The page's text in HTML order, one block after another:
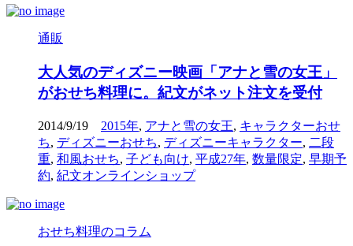
通販
大人気のディズニー映画「アナと雪の女王」
がおせち料理に。紀文がネット注文を受付
2014/9/19 2015年, アナと雪の女王, キャラクターおせ
ち, ディズニーおせち, ディズニーキャラクター, 二段
重, 和風おせち, 子ども向け, 平成27年, 数量限定, 早期予
約, 紀文オンラインショップ
おせち料理のコラム